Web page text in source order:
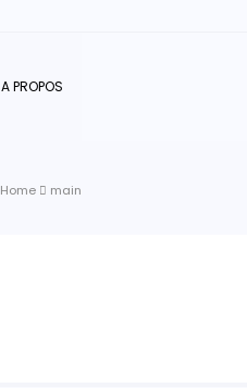
A PROPOS
Home main